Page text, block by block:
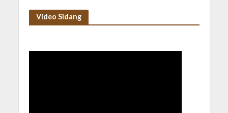
Video Sidang